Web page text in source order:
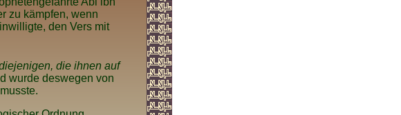
zu kämpfen, wenn
den Vers mit
die ihnen auf
wurde deswegen von